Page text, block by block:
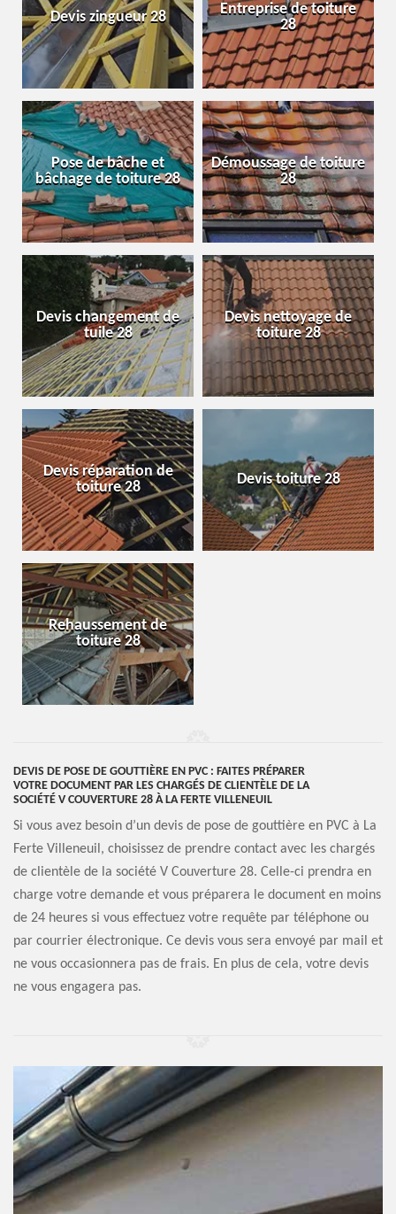
Devis zingueur 28
Entreprise de toiture
28
Pose de bâche et
bâchage de toiture 28
Démoussage de toiture
28
Devis changement de
tuile 28
Devis nettoyage de
toiture 28
Devis réparation de
toiture 28
Devis toiture 28
Rehaussement de
toiture 28
DEVIS DE POSE DE GOUTTIÈRE EN PVC : FAITES PRÉPARER
VOTRE DOCUMENT PAR LES CHARGÉS DE CLIENTÈLE DE LA
SOCIÉTÉ V COUVERTURE 28 À LA FERTE VILLENEUIL
Si vous avez besoin d’un devis de pose de gouttière en PVC à La
Ferte Villeneuil, choisissez de prendre contact avec les chargés
de clientèle de la société V Couverture 28. Celle-ci prendra en
charge votre demande et vous préparera le document en moins
de 24 heures si vous effectuez votre requête par téléphone ou
par courrier électronique. Ce devis vous sera envoyé par mail et
ne vous occasionnera pas de frais. En plus de cela, votre devis
ne vous engagera pas.